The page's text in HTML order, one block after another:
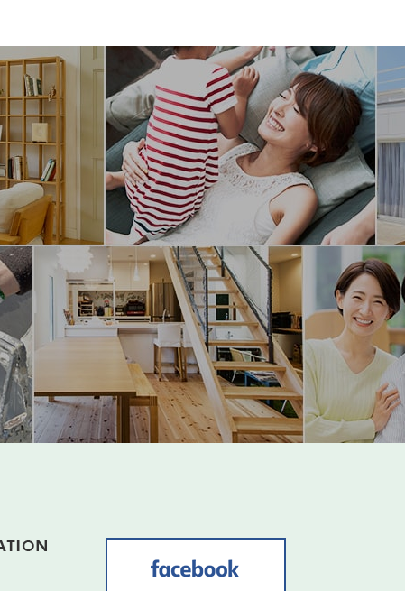
2026年1月
2025年12月
2025年11月
2025年10月
2025年9月